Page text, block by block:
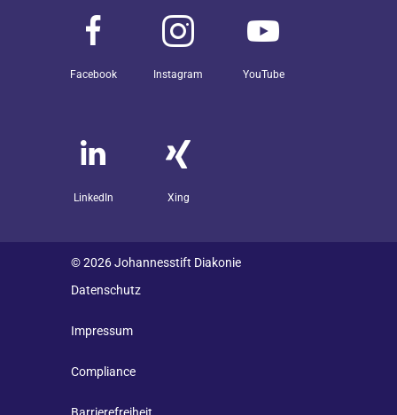
Facebook Instagram YouTube
LinkedIn Xing
© 2026 Johannesstift Diakonie
Datenschutz
Impressum
Compliance